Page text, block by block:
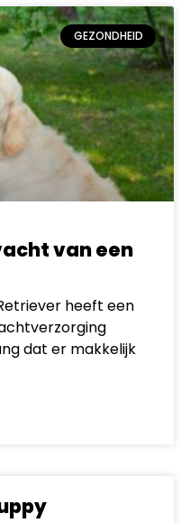
GEZONDHEID
van een
heeft een
dat er makkelijk